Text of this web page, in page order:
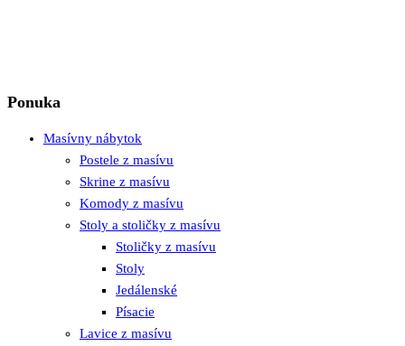
Ponuka
Masívny nábytok
Postele z masívu
Skrine z masívu
Komody z masívu
Stoly a stoličky z masívu
Stoličky z masívu
Stoly
Jedálenské
Písacie
Lavice z masívu